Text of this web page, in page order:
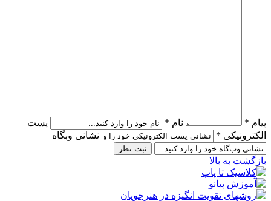
پیام * نام *
پست
الکترونیکی *
نشانی وبگاه
بازگشت به بالا